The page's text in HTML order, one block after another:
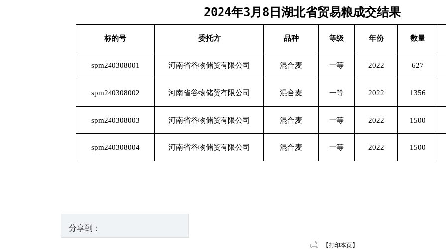
2024年3月8日湖北省贸易粮成交结果
标的号 委托方 品种 等级 年份 数量
spm240308001 河南省谷物储贸有限公司 混合麦 一等 2022 627
spm240308002 河南省谷物储贸有限公司 混合麦 一等 2022 1356
spm240308003 河南省谷物储贸有限公司 混合麦 一等 2022 1500
spm240308004 河南省谷物储贸有限公司 混合麦 一等 2022 1500
分享到：
【打印本页】